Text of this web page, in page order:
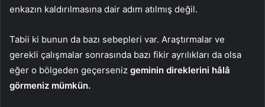
enkazın kaldırılmasına dair adım atılmış değil.
Tabii ki bunun da bazı sebepleri var. Araştırmalar ve
gerekli çalışmalar sonrasında bazı fikir ayrılıkları da olsa
eğer o bölgeden geçerseniz geminin direklerini hâlâ
görmeniz mümkün.